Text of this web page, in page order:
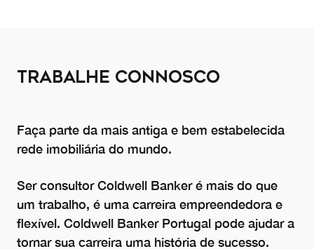
TRABALHE CONNOSCO
Faça parte da mais antiga e bem estabelecida
rede imobiliária do mundo.
Ser consultor Coldwell Banker é mais do que
um trabalho, é uma carreira empreendedora e
flexível. Coldwell Banker Portugal pode ajudar a
tornar sua carreira uma história de sucesso.